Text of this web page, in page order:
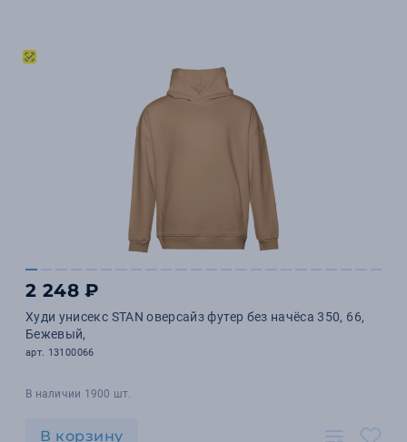
2 248 ₽
Худи унисекс STAN оверсайз футер без начёса 350, 66,
Бежевый,
арт. 13100066
В наличии 1900 шт.
В корзину